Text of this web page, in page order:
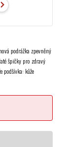
podrážka zpevněný
špičky pro zdravý
podšívka: kůže